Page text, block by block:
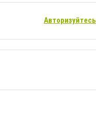
Авторизуйтесь